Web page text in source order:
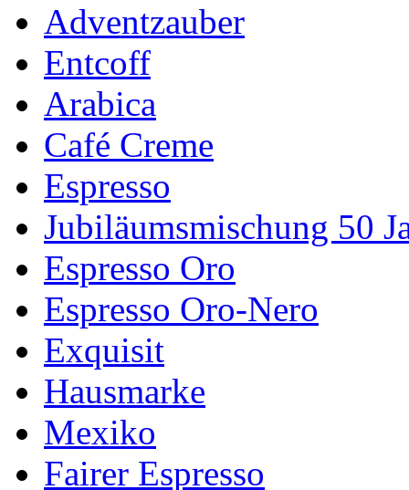
Adventzauber
Entcoff
Arabica
Café Creme
Espresso
Jubiläumsmischung 50
Espresso Oro
Espresso Oro-Nero
Exquisit
Hausmarke
Mexiko
Fairer Espresso